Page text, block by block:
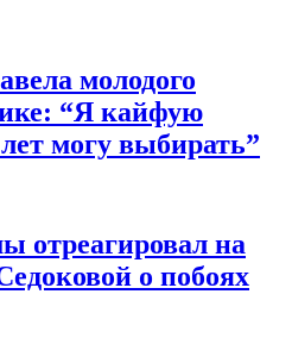
молодого
“Я кайфую
могу выбирать”
отреагировал на
о побоях